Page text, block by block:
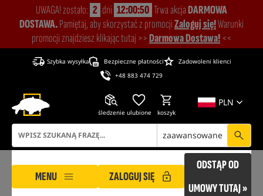
UWAGA! zostało: 2 dni 12:00:49 Trwa akcjaDARMOWA
DOSTAWA.Pamiętaj, aby skorzystać z promocjiZaloguj się!Warunki
promocji znajdziesz klikając tutaj >>Darmowa Dostawa! <<
Szybka wysyłka Bezpieczne płatności
Zadowoleni klienci
+48 883 474 729
PLN
śledzenie ulubione koszyk
zaawansowane
MENU ZALOGUJ SIĘ
ODSTĄP OD
UMOWY TUTAJ »